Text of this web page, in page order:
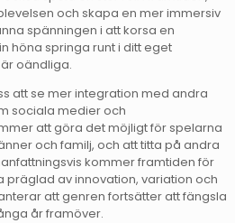
och skapa en mer immersiv
spänningen i att korsa en
höna springa runt i ditt eget
oändliga.
att se mer integration med andra
sociala medier och
att göra det möjligt för spelarna
och familj, och att titta på andra
kommer framtiden för
av innovation, variation och
att genren fortsätter att fängsla
år framöver.